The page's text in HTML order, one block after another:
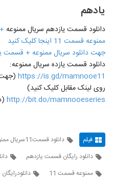
یادهم
دانلود قسمت یازدهم سریال ممنوعه
ممنوعه قسمت 11 اینجا کلیک کنید
جهت دانلود سریال ممنوعه + قسمت
دانلود قسمت یازده سریال ممنوعه:
https://is.gd/mamnooe11
روی لینک مقابل کلیک کنید)
http://bit.do/mamnooeseries
فیلم دانلود قسمت11سریال ممنوعه
دانلود رایگان قسمت یازدهم
ممنوعه قسمت 11